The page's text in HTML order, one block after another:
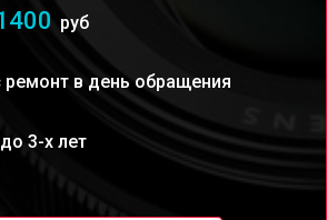
руб
ремонт в день обращения
3-х лет